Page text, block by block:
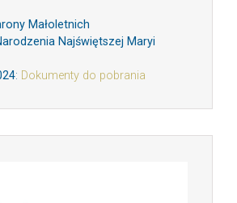
Małoletnich
Najświętszej Maryi
: Dokumenty do pobrania